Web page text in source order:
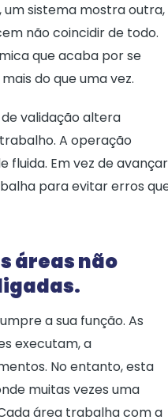
um sistema mostra outra,
não coincidir de todo.
que acaba por se
do que uma vez.
validação altera
A operação
fluida. Em vez de avançar
para evitar erros
áreas não
a sua função. As
executam, a
No entanto, esta
muitas vezes uma
área trabalha com a